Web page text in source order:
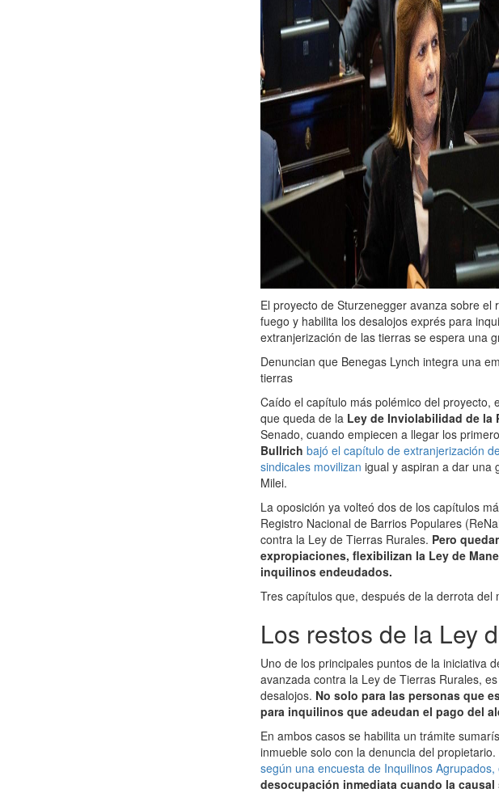
El proyecto de Sturzenegger avanza sobre
fuego y habilita los desalojos exprés para
extranjerización de las tierras se espera una
Denuncian que Benegas Lynch integra una
tierras
Caído el capítulo más polémico del proyecto,
que queda de la Ley de Inviolabilidad de la
Senado, cuando empiecen a llegar los
Bullrich bajó el capítulo de extranjerización
sindicales movilizan igual y aspiran a dar una
Milei.
La oposición ya volteó dos de los capítulos
Registro Nacional de Barrios Populares
contra la Ley de Tierras Rurales. Pero
expropiaciones, flexibilizan la Ley de
inquilinos endeudados.
Tres capítulos que, después de la derrota
Los restos de la Ley
Uno de los principales puntos de la iniciativa
avanzada contra la Ley de Tierras Rurales,
desalojos. No solo para las personas que
para inquilinos que adeudan el pago del
En ambos casos se habilita un trámite
inmueble solo con la denuncia del
según una encuesta de Inquilinos
desocupación inmediata cuando la